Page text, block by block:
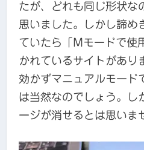
たが、どれも同じ形状な
思いました。しかし諦め
ていたら「Mモードで使
かれているサイトがあり
効かずマニュアルモード
は当然なのでしょう。し
ージが消せるとは思いま